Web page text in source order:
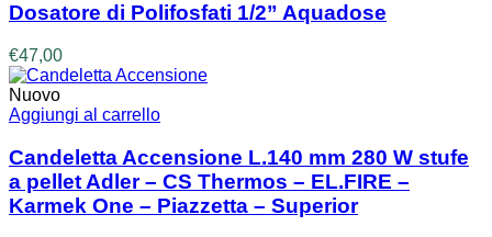
Dosatore di Polifosfati 1/2” Aquadose
€47,00
Nuovo
Aggiungi al carrello
Candeletta Accensione L.140 mm 280 W stufe
a pellet Adler – CS Thermos – EL.FIRE –
Karmek One – Piazzetta – Superior